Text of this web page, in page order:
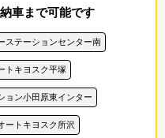
車まで可能です
ステーションセンター南
トキヨスク平塚
ョン小田原東インター
ートキヨスク所沢